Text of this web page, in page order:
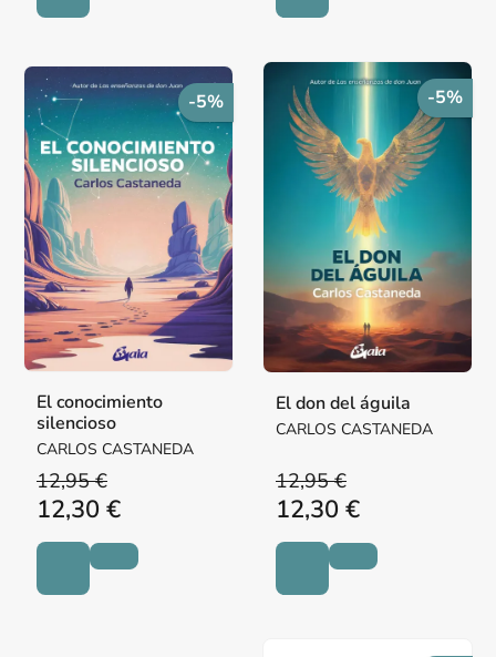
-5%
El conocimiento
silencioso
CARLOS CASTANEDA
12,95 €
12,30 €
-5%
El don del águila
CARLOS CASTANEDA
12,95 €
12,30 €